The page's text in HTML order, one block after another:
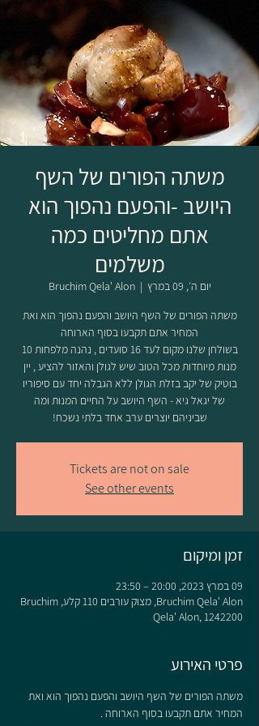
משתה הפורים של השף
היושב -והפעם נהפוך הוא
אתם מחליטים כמה
משלמים
יום ה׳, 09 במרץ
  |
Bruchim Qela' Alon
משתה הפורים של השף היושב והפעם נהפוך הוא ואת
בשולחן שלנו מקום לעד 16 סועדים , נהנה מלפחות 10
מנות מיוחדות מכל הטוב שיש לגולן והאזור להציע , יין
בוטיק של יקב בזלת הגולן ללא הגבלה יחד עם סיפוריו
של יגאל גיא - השף היושב על החיים המנות ומה
שביניהם יוצרים ערב אחד בלתי נשכח!
Tickets are not on sale
See other events
זמן ומיקום
09 במרץ 2023, 20:00 – 23:50
Bruchim Qela' Alon, מצוק עורבים 110 קלע, Bruchim
Qela' Alon, 1242200
פרטי האירוע
משתה הפורים של השף היושב והפעם נהפוך הוא ואת
המחיר אתם תקבעו בסוף הארוחה .